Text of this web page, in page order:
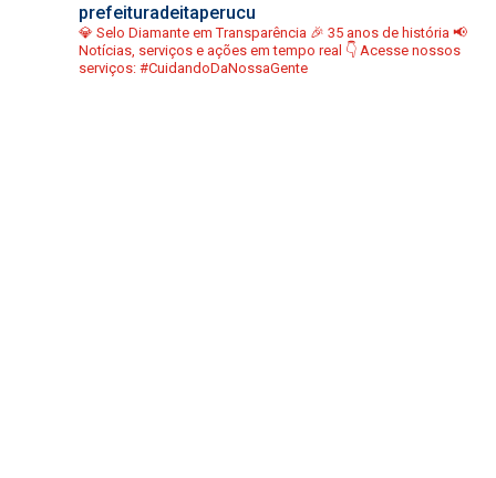
prefeituradeitaperucu
💎 Selo Diamante em Transparência 🎉 35 anos de história 📢
Notícias, serviços e ações em tempo real 👇 Acesse nossos
serviços: #CuidandoDaNossaGente